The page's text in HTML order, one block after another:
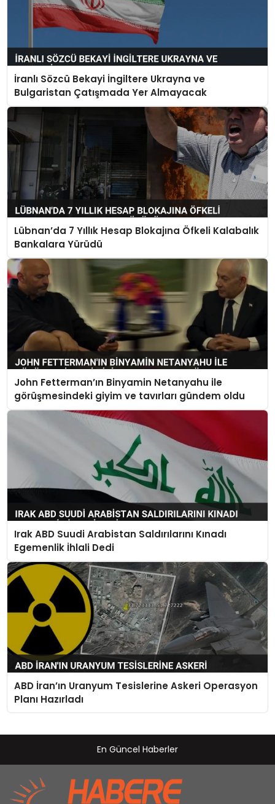
İranlı Sözcü Bekayi İngiltere Ukrayna ve
Bulgaristan Çatışmada Yer Almayacak
Lübnan’da 7 Yıllık Hesap Blokajına Öfkeli Kalabalık
Bankalara Yürüdü
John Fetterman’ın Binyamin Netanyahu ile
görüşmesindeki giyim ve tavırları gündem oldu
Irak ABD Suudi Arabistan Saldırılarını Kınadı
Egemenlik İhlali Dedi
ABD İran’ın Uranyum Tesislerine Askeri Operasyon
Planı Hazırladı
En Güncel Haberler